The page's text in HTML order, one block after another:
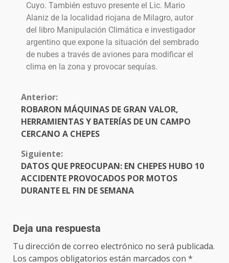
Cuyo. También estuvo presente el Lic. Mario
Alaniz de la localidad riojana de Milagro, autor
del libro Manipulación Climática e investigador
argentino que expone la situación del sembrado
de nubes a través de aviones para modificar el
clima en la zona y provocar sequías.
Anterior:
ROBARON MÁQUINAS DE GRAN VALOR,
HERRAMIENTAS Y BATERÍAS DE UN CAMPO
CERCANO A CHEPES
Siguiente:
DATOS QUE PREOCUPAN: EN CHEPES HUBO 10
ACCIDENTE PROVOCADOS POR MOTOS
DURANTE EL FIN DE SEMANA
Deja una respuesta
Tu dirección de correo electrónico no será publicada.
Los campos obligatorios están marcados con *